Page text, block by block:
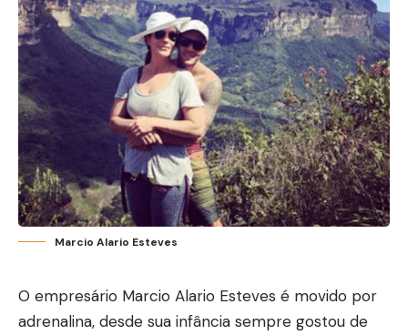
Marcio Alario Esteves
O empresário Marcio Alario Esteves é movido por
adrenalina, desde sua infância sempre gostou de